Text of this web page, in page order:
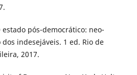
estado pós-democrático: neo-
indesejáveis. 1 ed. Rio de
2017.